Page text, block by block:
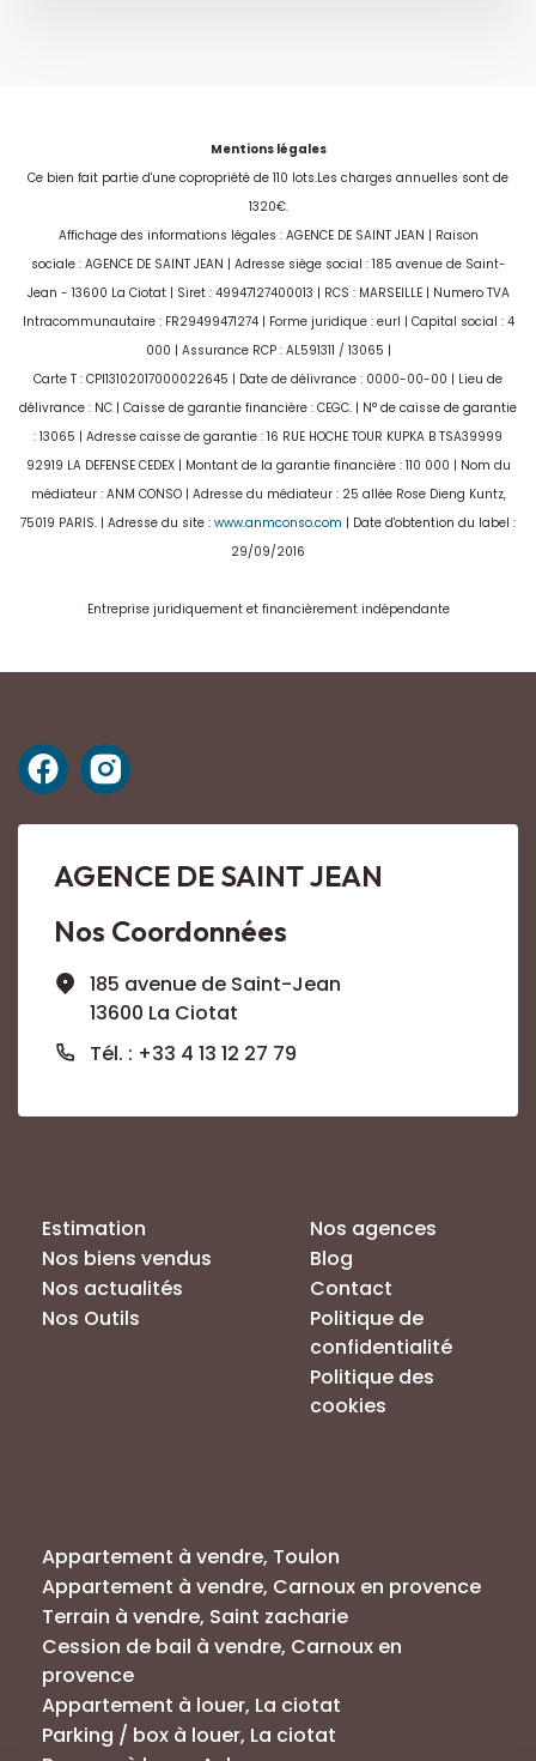
Mentions légales
Ce bien fait partie d'une copropriété de 110 lots.Les charges annuelles sont de
1320€.
Affichage des informations légales : AGENCE DE SAINT JEAN | Raison
sociale : AGENCE DE SAINT JEAN | Adresse siège social : 185 avenue de Saint-
Jean - 13600 La Ciotat | Siret : 49947127400013 | RCS : MARSEILLE | Numero TVA
Intracommunautaire : FR29499471274 | Forme juridique : eurl | Capital social : 4
000 | Assurance RCP : AL591311 / 13065 |
Carte T : CPI13102017000022645 | Date de délivrance : 0000-00-00 | Lieu de
délivrance : NC | Caisse de garantie financière : CEGC. | N° de caisse de garantie
: 13065 | Adresse caisse de garantie : 16 RUE HOCHE TOUR KUPKA B TSA39999
92919 LA DEFENSE CEDEX | Montant de la garantie financière : 110 000 | Nom du
médiateur : ANM CONSO | Adresse du médiateur : 25 allée Rose Dieng Kuntz,
75019 PARIS. | Adresse du site : www.anmconso.com | Date d'obtention du label :
29/09/2016
Entreprise juridiquement et financièrement indépendante
AGENCE DE SAINT JEAN
Nos Coordonnées
185 avenue de Saint-Jean
13600 La Ciotat
Tél. : +33 4 13 12 27 79
Estimation
Nos biens vendus
Nos actualités
Nos Outils
Nos agences
Blog
Contact
Politique de
confidentialité
Politique des
cookies
Appartement à vendre, Toulon
Appartement à vendre, Carnoux en provence
Terrain à vendre, Saint zacharie
Cession de bail à vendre, Carnoux en
provence
Appartement à louer, La ciotat
Parking / box à louer, La ciotat